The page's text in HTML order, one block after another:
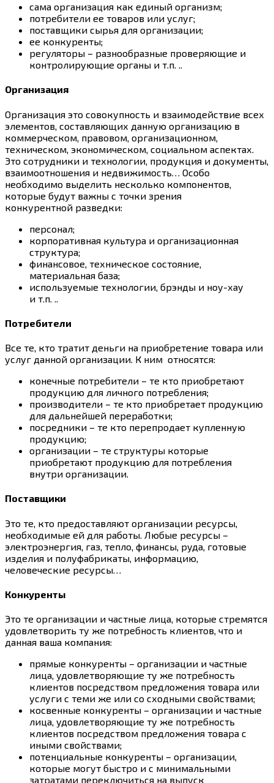
сама организация как единый организм;
потребители ее товаров или услуг;
поставщики сырья для организации;
ее конкуренты;
регуляторы – разнообразные проверяющие и
контролирующие органы и т.п. ..
Организация
Организация это совокупность и взаимодействие всех
элементов, составляющих данную организацию в
коммерческом, правовом, организационном,
техническом, экономическом, социальном аспектах.
Это сотрудники и технологии, продукция и документы,
взаимоотношения и недвижимость… Особо
необходимо выделить несколько компонентов,
которые будут важны с точки зрения
конкурентной разведки:
персонал;
корпоративная культура и организационная
структура;
финансовое, техническое состояние,
материальная база;
используемые технологии, брэнды и ноу-хау
и т.п. ..
Потребители
Все те, кто тратит деньги на приобретение товара или
услуг данной организации. К ним относятся:
конечные потребители – те кто приобретают
продукцию для личного потребления;
производители – те кто приобретает продукцию
для дальнейшей переработки;
посредники – те кто перепродает купленную
продукцию;
организации – те структуры которые
приобретают продукцию для потребления
внутри организации.
Поставщики
Это те, кто предоставляют организации ресурсы,
необходимые ей для работы. Любые ресурсы –
электроэнергия, газ, тепло, финансы, руда, готовые
изделия и полуфабрикаты, информацию,
человеческие ресурсы…
Конкуренты
Это те организации и частные лица, которые стремятся
удовлетворить ту же потребность клиентов, что и
данная ваша компания:
прямые конкуренты – организации и частные
лица, удовлетворяющие ту же потребность
клиентов посредством предложения товара или
услуги с теми же или со сходными свойствами;
косвенные конкуренты – организации и частные
лица, удовлетворяющие ту же потребность
клиентов посредством предложения товара с
иными свойствами;
потенциальные конкуренты – организации,
которые могут быстро и с минимальными
затратами переключиться на выпуск